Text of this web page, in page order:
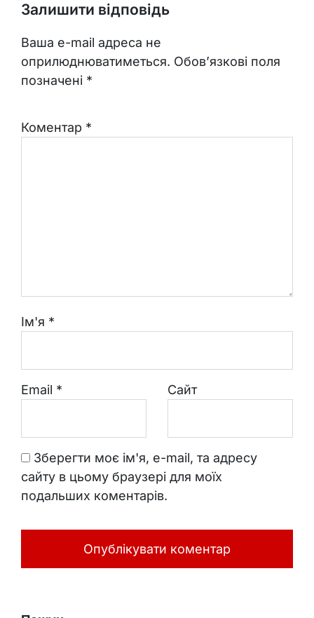
Залишити відповідь
Ваша e-mail адреса не
оприлюднюватиметься. Обов’язкові поля
позначені *
Коментар *
Ім'я *
Email * Сайт
Зберегти моє ім'я, e-mail, та адресу
сайту в цьому браузері для моїх
подальших коментарів.